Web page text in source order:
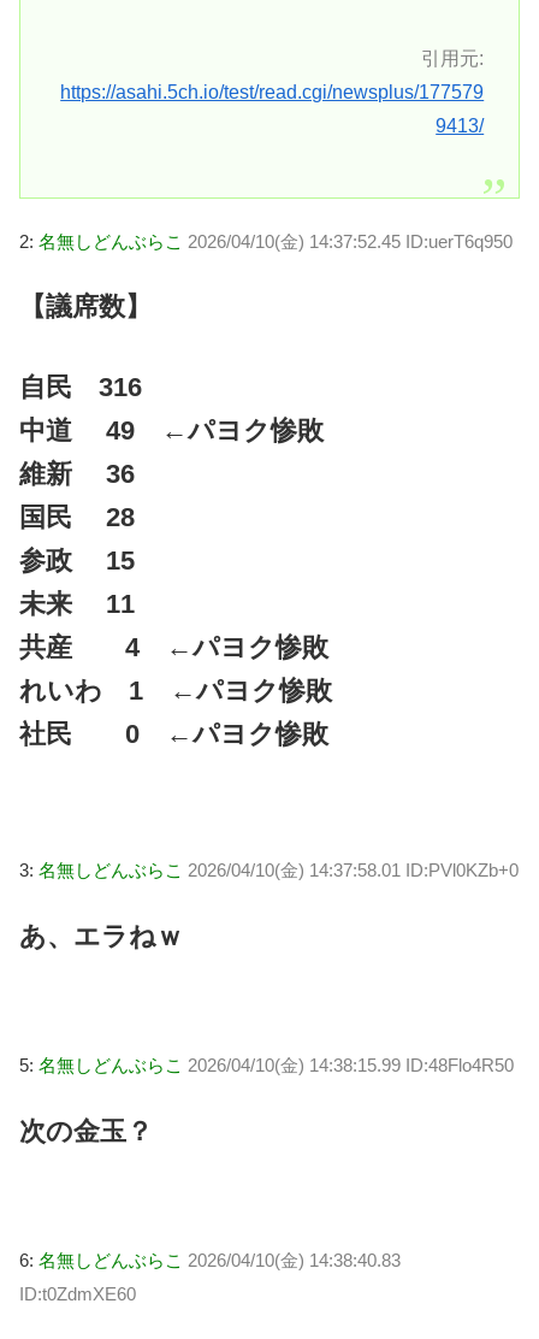
引用元:
https://asahi.5ch.io/test/read.cgi/newsplus/177579
9413/
2: 名無しどんぶらこ 2026/04/10(金) 14:37:52.45 ID:uerT6q950
【議席数】
自民 316
中道 49 ←パヨク惨敗
維新 36
国民 28
参政 15
未来 11
共産 4 ←パヨク惨敗
れいわ 1 ←パヨク惨敗
社民 0 ←パヨク惨敗
3: 名無しどんぶらこ 2026/04/10(金) 14:37:58.01 ID:PVl0KZb+0
あ、エラねｗ
5: 名無しどんぶらこ 2026/04/10(金) 14:38:15.99 ID:48Flo4R50
次の金玉？
6: 名無しどんぶらこ 2026/04/10(金) 14:38:40.83
ID:t0ZdmXE60